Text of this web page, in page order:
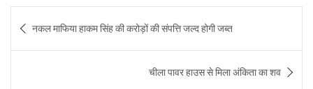
c
e
b
it
te
r
at
s
A
ai
l
ar
e
navigation
नकल माफिया हाकम सिंह की करोड़ों की संपत्ति जल्द होगी जब्त
चीला पावर हाउस से मिला अंकिता का शव